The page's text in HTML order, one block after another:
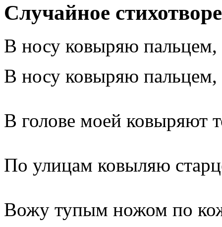
Случайное
В носу ковыряю пальцем,
В носу ковыряю пальцем,
В голове моей ковыряют
По улицам ковыляю
Вожу тупым ножом по